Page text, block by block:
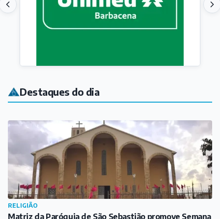
Destaques do dia
RELIGIÃO
Matriz da Paróquia de São Sebastião promove Semana